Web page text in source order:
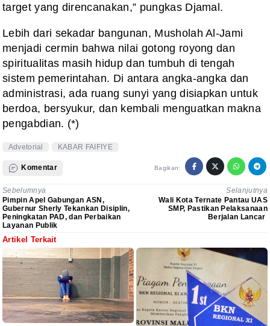
target yang direncanakan,” pungkas Djamal.
Lebih dari sekadar bangunan, Musholah Al-Jami
menjadi cermin bahwa nilai gotong royong dan
spiritualitas masih hidup dan tumbuh di tengah
sistem pemerintahan. Di antara angka-angka dan
administrasi, ada ruang sunyi yang disiapkan untuk
berdoa, bersyukur, dan kembali menguatkan makna
pengabdian. (*)
Advetorial KABAR FAIFIYE
Komentar Bagikan:
Sebelumnya
Pimpin Apel Gabungan ASN,
Gubernur Sherly Tekankan Disiplin,
Peningkatan PAD, dan Perbaikan
Layanan Publik
Selanjutnya
Wali Kota Ternate Pantau UAS
SMP, Pastikan Pelaksanaan
Berjalan Lancar
Artikel Terkait